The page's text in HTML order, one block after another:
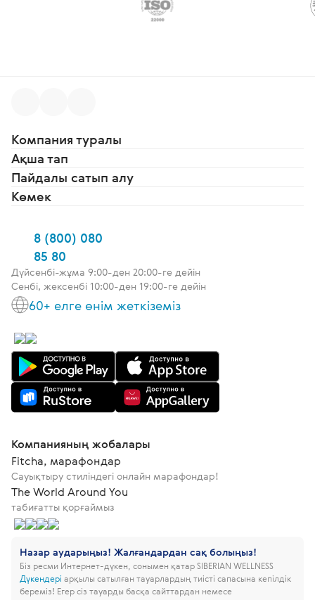
Компания туралы
Ақша тап
Пайдалы сатып алу
Көмек
8 (800) 080
85 80
Дүйсенбі-жұма 9:00-ден 20:00-ге дейін
Сенбі, жексенбі 10:00-ден 19:00-ге дейін
60+ елге өнім жеткіземіз
Компанияның жобалары
Fitcha, марафондар
Сауықтыру стиліндегі онлайн марафондар!
The World Around You
табиғатты қорғаймыз
Назар аударыңыз! Жалғандардан сақ болыңыз!
Біз ресми Интернет-дүкен, сонымен қатар SIBERIAN WELLNESS
Дүкендері арқылы сатылған тауарлардың тиісті сапасына кепілдік
береміз! Егер сіз тауарды басқа сайттардан немесе